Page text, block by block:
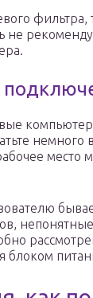
не
место
блоком